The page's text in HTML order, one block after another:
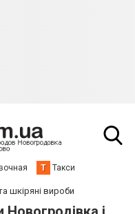
Т Такси
шкіряні вироби